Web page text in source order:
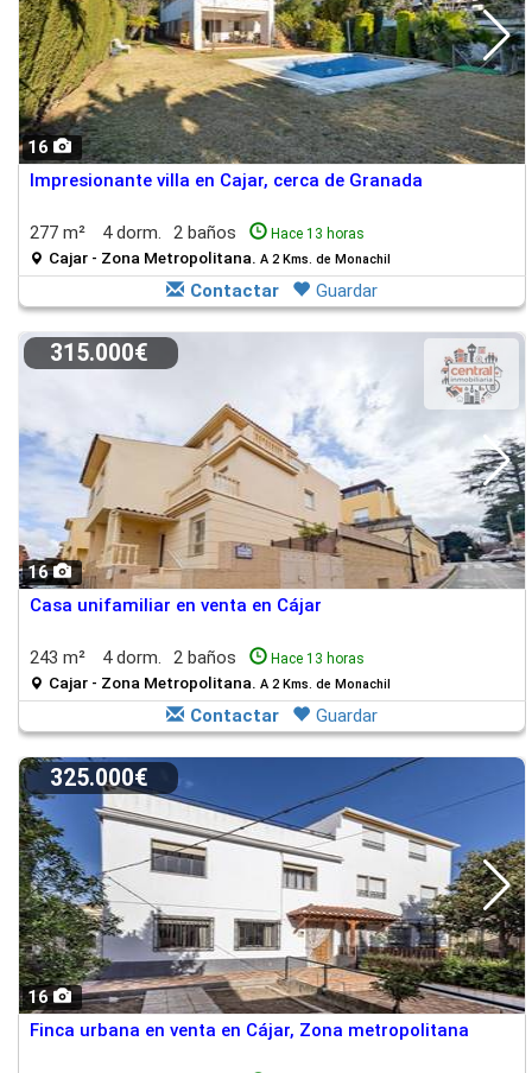
16
Impresionante villa en Cajar, cerca de Granada
277 m² 4 dorm. 2 baños Hace 13 horas
Cajar - Zona Metropolitana. A 2 Kms. de Monachil
Contactar Guardar
16
315.000€
Casa unifamiliar en venta en Cájar
243 m² 4 dorm. 2 baños Hace 13 horas
Cajar - Zona Metropolitana. A 2 Kms. de Monachil
Contactar Guardar
16
325.000€
Finca urbana en venta en Cájar, Zona metropolitana